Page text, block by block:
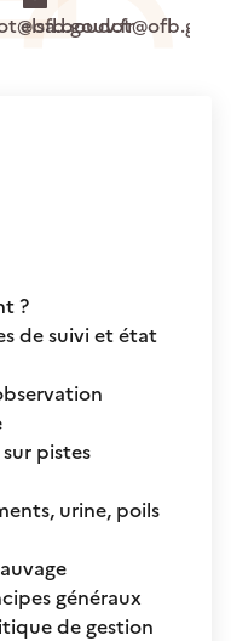
?
de suivi et état
pistes
urine, poils
généraux
de gestion